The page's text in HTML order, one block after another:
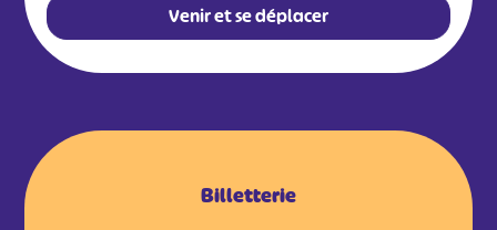
Venir et se déplacer
Billetterie